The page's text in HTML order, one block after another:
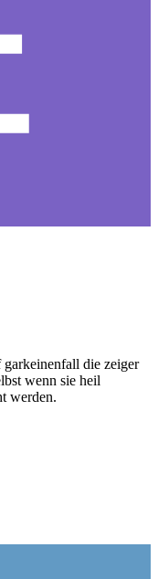
die zeiger
wenn sie heil
werden.